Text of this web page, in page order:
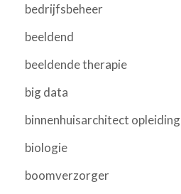
bedrijfsbeheer
beeldend
beeldende therapie
big data
binnenhuisarchitect opleiding
biologie
boomverzorger